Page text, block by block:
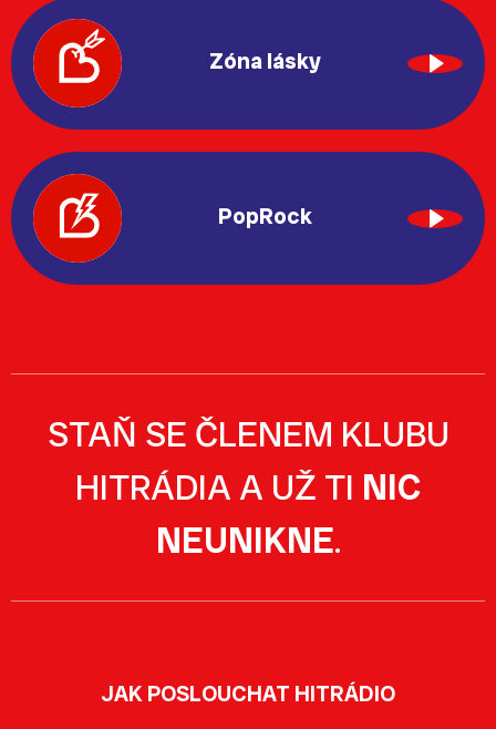
Zóna lásky
PopRock
STAŇ SE ČLENEM KLUBU
HITRÁDIA A UŽ TI NIC
NEUNIKNE.
JAK POSLOUCHAT HITRÁDIO